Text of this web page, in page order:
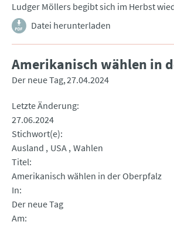
Ludger Möllers begibt sich im Herbst
Datei herunterladen
Amerikanisch wählen in
Der neue Tag 27.04.2024
Letzte Änderung
27.06.2024
Stichwort(e)
Ausland
USA Wahlen
Titel
Amerikanisch wählen in der Oberpfalz
In
Der neue Tag
Am